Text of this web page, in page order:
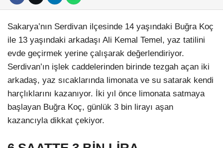
Sakarya’nın Serdivan ilçesinde 14 yaşındaki Buğra Koç
ile 13 yaşındaki arkadaşı Ali Kemal Temel, yaz tatilini
evde geçirmek yerine çalışarak değerlendiriyor.
Serdivan’ın işlek caddelerinden birinde tezgah açan iki
arkadaş, yaz sıcaklarında limonata ve su satarak kendi
harçlıklarını kazanıyor. İki yıl önce limonata satmaya
başlayan Buğra Koç, günlük 3 bin lirayı aşan
kazancıyla dikkat çekiyor.